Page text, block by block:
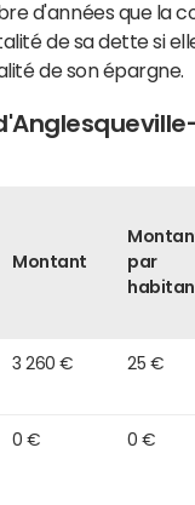
d'années que la
de sa dette si
de son épargne.
Montant
par
3 260 € 25 €
0 € 0 €